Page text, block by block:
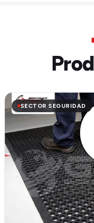
SECTOR SEGURIDAD